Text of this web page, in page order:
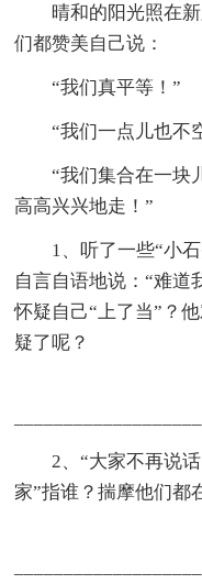
晴和的阳光照在新
们都赞美自己说：
“我们真平等！”
“我们一点儿也不
“我们集合在一块儿
高高兴兴地走！”
1、听了一些“小石
自言自语地说：“难
怀疑自己“上了当”？
疑了呢？
2、“大家不再说话
家”指谁？揣摩他们都